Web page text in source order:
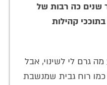
כה רבות של
קהילות
גרם לי לשינוי, אבל
רוח גבית שמנשבת